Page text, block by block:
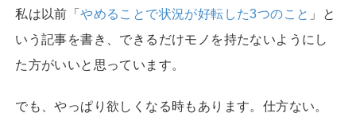
私は以前「やめることで状況が好転した3つのこと 」と
いう記事を書き、できるだけモノを持たないようにし
た方がいいと思っています。
でも、やっぱり欲しくなる時もあります。仕方ない。